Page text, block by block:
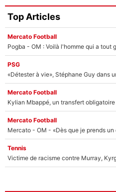
Top Articles
Mercato Football
Pogba - OM : Voilà l'homme qui a tout
PSG
«Détester à vie», Stéphane Guy dans
Mercato Football
Kylian Mbappé, un transfert
Mercato Football
Tennis